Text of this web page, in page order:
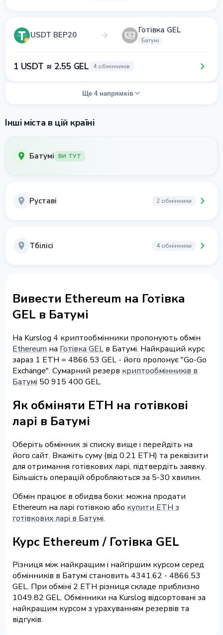
USDT BEP20 Готівка GEL
Батумі
1 USDT ≈ 2.55 GEL 4 обмінників
Ще 4 напрямків
Інші міста в цій країні
Батумі ВИ ТУТ
Руставі 2 обмінники
Тбілісі 4 обмінники
Вивести Ethereum на Готівка
GEL в Батумі
На Kurslog 4 криптообмінники пропонують обмін
Ethereum на Готівка GEL в Батумі. Найкращий курс
зараз 1 ETH = 4866.53 GEL - його пропонує "Go-Go
Exchange". Сумарний резерв криптообмінників в
Батумі 50 915 400 GEL.
Як обміняти ETH на готівкові
ларі в Батумі
Оберіть обмінник зі списку вище і перейдіть на
його сайт. Вкажіть суму (від 0.21 ETH) та реквізити
для отримання готівкових ларі, підтвердіть заявку.
Більшість операцій обробляються за 5-30 хвилин.
Обмін працює в обидва боки: можна продати
Ethereum на ларі готівкою або купити ETH з
готівкових ларі в Батумі.
Курс Ethereum / Готівка GEL
Різниця між найкращим і найгіршим курсом серед
обмінників в Батумі становить 4341.62 - 4866.53
GEL. При обміні 2 ETH різниця складе приблизно
1049.82 GEL. Обмінники на Kurslog відсортовані за
найкращим курсом з урахуванням резервів та
відгуків.